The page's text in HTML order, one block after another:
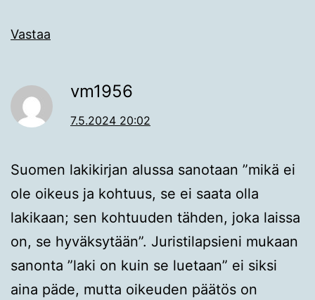
Vastaa
vm1956
7.5.2024 20:02
Suomen lakikirjan alussa sanotaan ”mikä ei
ole oikeus ja kohtuus, se ei saata olla
lakikaan; sen kohtuuden tähden, joka laissa
on, se hyväksytään”. Juristilapsieni mukaan
sanonta ”laki on kuin se luetaan” ei siksi
aina päde, mutta oikeuden päätös on